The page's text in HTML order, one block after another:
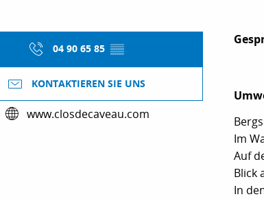
04 90 65 85 ▒▒
KONTAKTIEREN SIE UNS
www.closdecaveau.com
Im
Auf
Blick
In